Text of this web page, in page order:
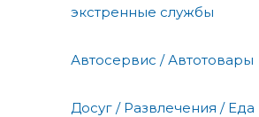
экстренные службы
Автосервис / Автотовары
Досуг / Развлечения / Еда